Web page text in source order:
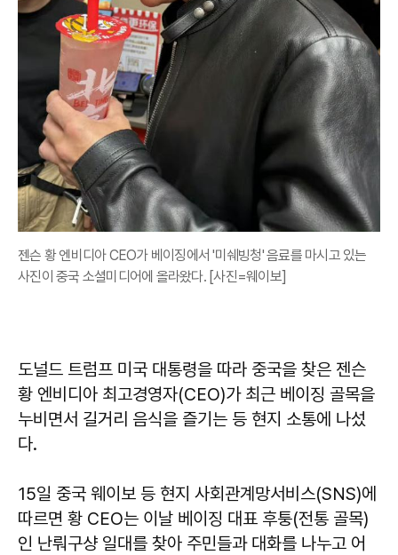
젠슨 황 엔비디아 CEO가 베이징에서 '미쉐빙청' 음료를 마시고 있는
사진이 중국 소셜미디어에 올라왔다. [사진=웨이보]
도널드 트럼프 미국 대통령을 따라 중국을 찾은 젠슨
황 엔비디아 최고경영자(CEO)가 최근 베이징 골목을
누비면서 길거리 음식을 즐기는 등 현지 소통에 나섰
다.
15일 중국 웨이보 등 현지 사회관계망서비스(SNS)에
따르면 황 CEO는 이날 베이징 대표 후퉁(전통 골목)
인 난뤄구샹 일대를 찾아 주민들과 대화를 나누고 어